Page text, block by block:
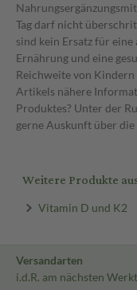
Tag darf nicht
sind kein Ersatz für
Ernährung und eine
Reichweite von Kindern
Artikels nähere
Produktes? Unter der
gerne Auskunft über
Weitere Produkte
Vitamin D und K2
Versandarten
i.d.R. am nächsten